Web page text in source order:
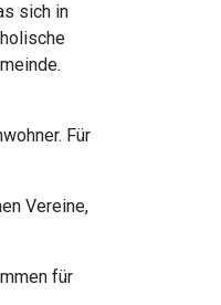
sich in
Für
Vereine,
für